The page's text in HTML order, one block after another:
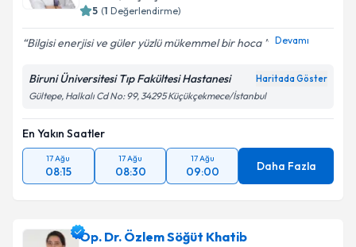
5 (1 Değerlendirme)
Bilgisi enerjisi ve güler yüzlü mükemmel bir hoca ️ Devamı
Biruni Üniversitesi Tıp Fakültesi Hastanesi Haritada Göster
Gültepe, Halkalı Cd No: 99, 34295 Küçükçekmece/İstanbul
En Yakın Saatler
17 Ağu
08:15
17 Ağu
08:30
17 Ağu
09:00 Daha Fazla
Op. Dr. Özlem Söğüt Khatib